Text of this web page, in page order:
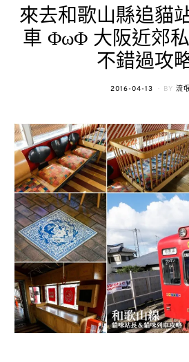
來去和歌山縣追貓
車 ΦωΦ 大阪近郊
不錯過攻
POSTED
2016-04-13 BY 流